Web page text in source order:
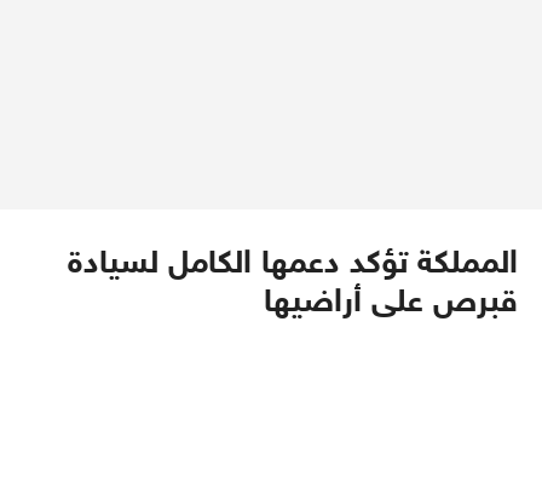
المملكة تؤكد دعمها الكامل لسيادة
قبرص على أراضيها